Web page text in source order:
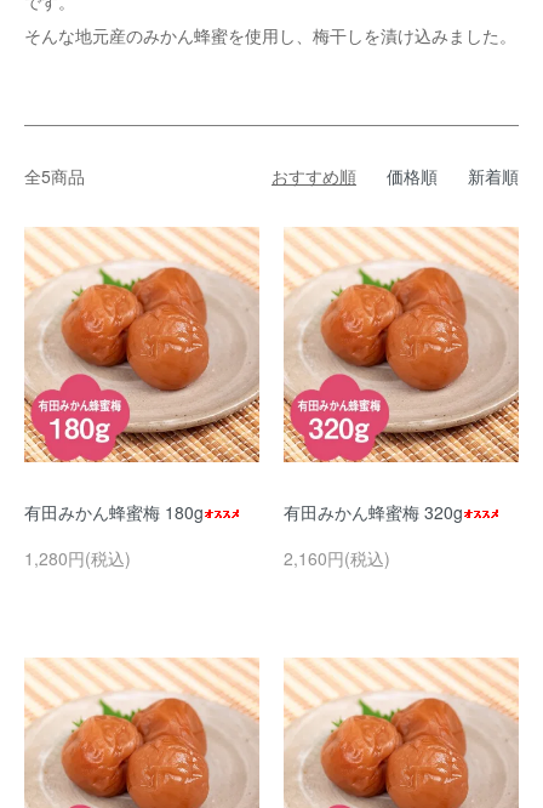
そんな地元産のみかん蜂蜜を使用し、梅干しを漬け込みました。
全5商品 おすすめ順 価格順 新着順
有田みかん蜂蜜梅 180g
1,280円(税込)
有田みかん蜂蜜梅 320g
2,160円(税込)